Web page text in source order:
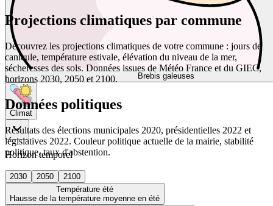
Brebis galeuses
Climat
Horizon temporel
2030 2050
2100
Température été
Hausse de la température moyenne en été
Projections climatiques par commune
Découvrez les projections climatiques de votre commune : jours de
canicule, température estivale, élévation du niveau de la mer,
sécheresses des sols. Données issues de Météo France et du GIEC,
horizons 2030, 2050 et 2100.
Données politiques
Résultats des élections municipales 2020, présidentielles 2022 et
législatives 2022. Couleur politique actuelle de la mairie, stabilité
politique, taux d'abstention.